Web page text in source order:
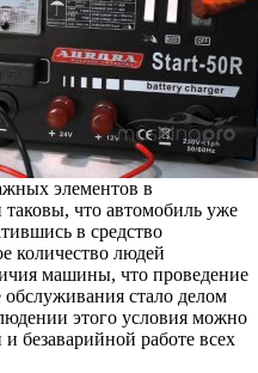
элементов в
что автомобиль уже
в средство
количество людей
машины, что проведение
стало делом
этого условия можно
безаварийной работе всех